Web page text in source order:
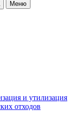
Меню
и утилизация
отходов